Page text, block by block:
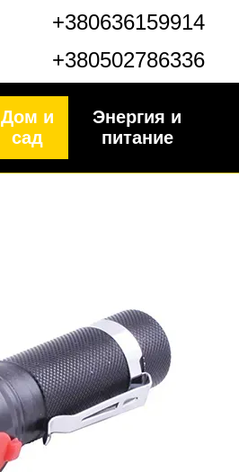
+380636159914
+380502786336
Дом и
сад
Энергия и
питание